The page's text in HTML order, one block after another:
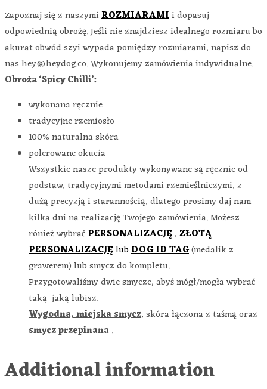
Zapoznaj się z naszymiROZMIARAMIi dopasuj
odpowiednią obrożę. Jeśli nie znajdziesz idealnego rozmiaru bo
akurat obwód szyi wypada pomiędzy rozmiarami, napisz do
nas hey@heydog.co. Wykonujemy zamówienia indywidualne.
Obroża ‘Spicy Chilli’:
wykonana ręcznie
tradycyjne rzemiosło
100% naturalna skóra
polerowane okucia
Wszystkie nasze produkty wykonywane są ręcznie od
podstaw, tradycyjnymi metodami rzemieślniczymi, z
dużą precyzją i starannością, dlatego prosimy daj nam
kilka dni na realizację Twojego zamówienia. Możesz
rónież wybraćPERSONALIZACJĘ,ZŁOTĄ
PERSONALIZACJĘlubDOG ID TAG(medalik z
grawerem) lub smycz do kompletu.
Przygotowaliśmy dwie smycze, abyś mógł/mogła wybrać
taką jaką lubisz.
Wygodna, miejska smycz,skóra łączona z taśmą oraz
smycz przepinana.
Additional information